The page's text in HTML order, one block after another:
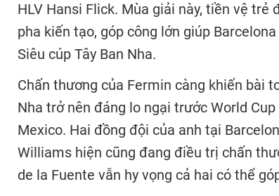
HLV Hansi Flick. Mùa giải này, tiền vệ trẻ
pha kiến tạo, góp công lớn giúp
Siêu cúp Tây Ban Nha.
Chấn thương của Fermin càng khiến bài
Nha trở nên đáng lo ngại trước World
Mexico. Hai đồng đội của anh tại
Williams hiện cũng đang điều trị chấn
de la Fuente vẫn hy vọng cả hai có thể